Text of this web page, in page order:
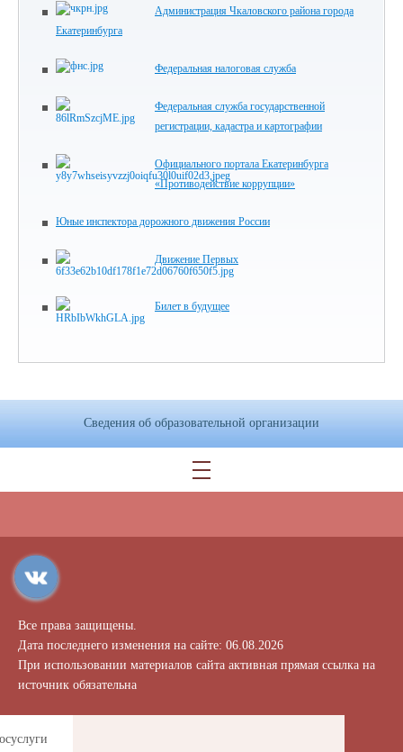
Администрация Чкаловского района города
Екатеринбурга
Федеральная налоговая служба
Федеральная служба государственной
регистрации, кадастра и картографии
Официального портала Екатеринбурга
«Противодействие коррупции»
Юные инспектора дорожного движения России
Движение Первых
Билет в будущее
Сведения об образовательной организации
Все права защищены.
Дата последнего изменения на сайте: 06.08.2026
При использовании материалов сайта активная прямая ссылка на
источник обязательна